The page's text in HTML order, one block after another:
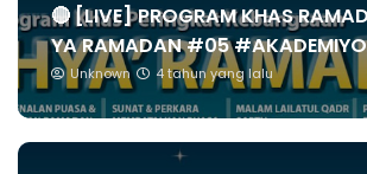
🔴 [LIVE] PROGRAM KHAS
YA RAMADAN #05
Unknown 4 tahun yang lalu